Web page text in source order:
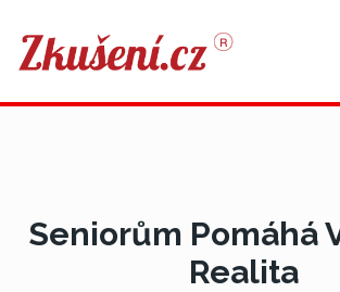
Seniorům Pomáhá
Realita